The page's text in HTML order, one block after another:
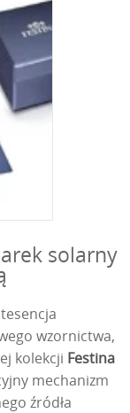
solarny
wzornictwa,
kolekcji Festina
mechanizm
źródła